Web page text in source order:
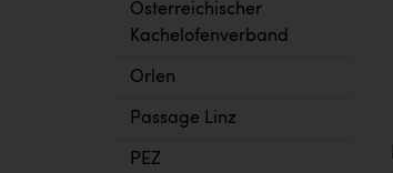
Österreichischer
Kachelofenverband
Orlen
Passage Linz
PEZ